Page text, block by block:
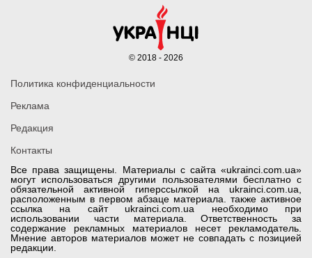
Все права защищены. Материалы с сайта «ukrainci.com.ua»
могут использоваться другими пользователями бесплатно с
обязательной активной гиперссылкой на ukrainci.com.ua,
расположенным в первом абзаце материала. также активное
ссылка на сайт ukrainci.com.ua необходимо при
использовании части материала. Ответственность за
содержание рекламных материалов несет рекламодатель.
Мнение авторов материалов может не совпадать с позицией
редакции.
Политика конфиденциальности
Реклама
Редакция
Контакты
© 2018 - 2026